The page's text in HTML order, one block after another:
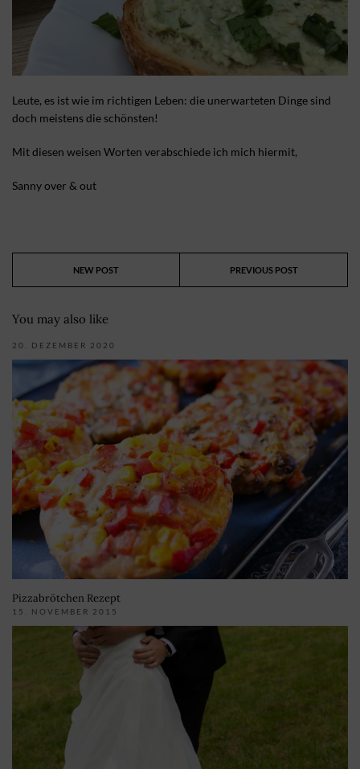
Leute, es ist wie im richtigen Leben: die unerwarteten Dinge sind
doch meistens die schönsten!
Mit diesen weisen Worten verabschiede ich mich hiermit,
Sanny over & out
NEW POST PREVIOUS POST
You may also like
20. DEZEMBER 2020
Pizzabrötchen Rezept
15. NOVEMBER 2015